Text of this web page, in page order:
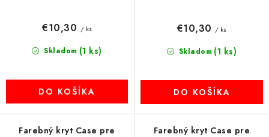
Skladom (1 ks)
€10,30 / ks
DO KOŠÍKA
Skladom (1 ks)
€10,30 / ks
DO KOŠÍKA
Farebný kryt Case pre
Farebný kryt Case pre